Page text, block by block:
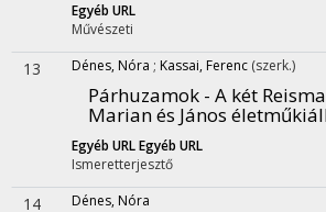
Egyéb URL
Művészeti
13 Dénes, Nóra ; Kassai, Ferenc (szerk.)
Párhuzamok - A két
Marian és János
Egyéb URLEgyéb URL
Ismeretterjesztő
14 Dénes, Nóra